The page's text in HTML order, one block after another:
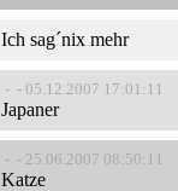
Ich sag´nix mehr
- - 05.12.2007 17:01:11
Japaner
- - 25.06.2007 08:50:11
Katze